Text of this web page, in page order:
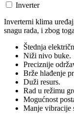
Inverter
Inverterni klima
snagu rada, i zbog
Štednja
Niži nivo buke.
Preciznije
Brže hlađenje
Duži resurs.
Rad u režimu
Mogućnost
Manje vibracije